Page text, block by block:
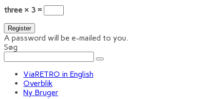
three × 3 =
A password will be e-mailed to you.
Søg
ViaRETRO in English
Overblik
Ny Bruger